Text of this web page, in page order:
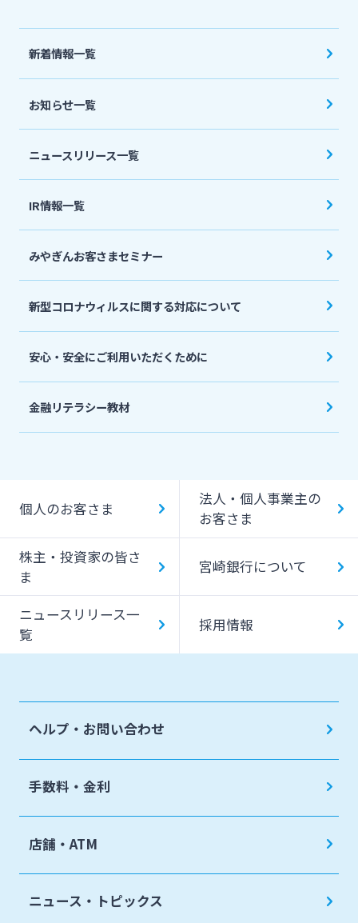
株主・投資家の皆さま
ニュースリリース一覧
採用情報
新着情報一覧
お知らせ一覧
ニュースリリース一覧
IR情報一覧
みやぎんお客さまセミナー
新型コロナウィルスに関する対応について
安心・安全にご利用いただくために
金融リテラシー教材
個人のお客さま
法人・個人事業主の
お客さま
株主・投資家の皆さ
ま
宮崎銀行について
ニュースリリース一
覧
採用情報
ヘルプ・お問い合わせ
手数料・金利
店舗・ATM
ニュース・トピックス